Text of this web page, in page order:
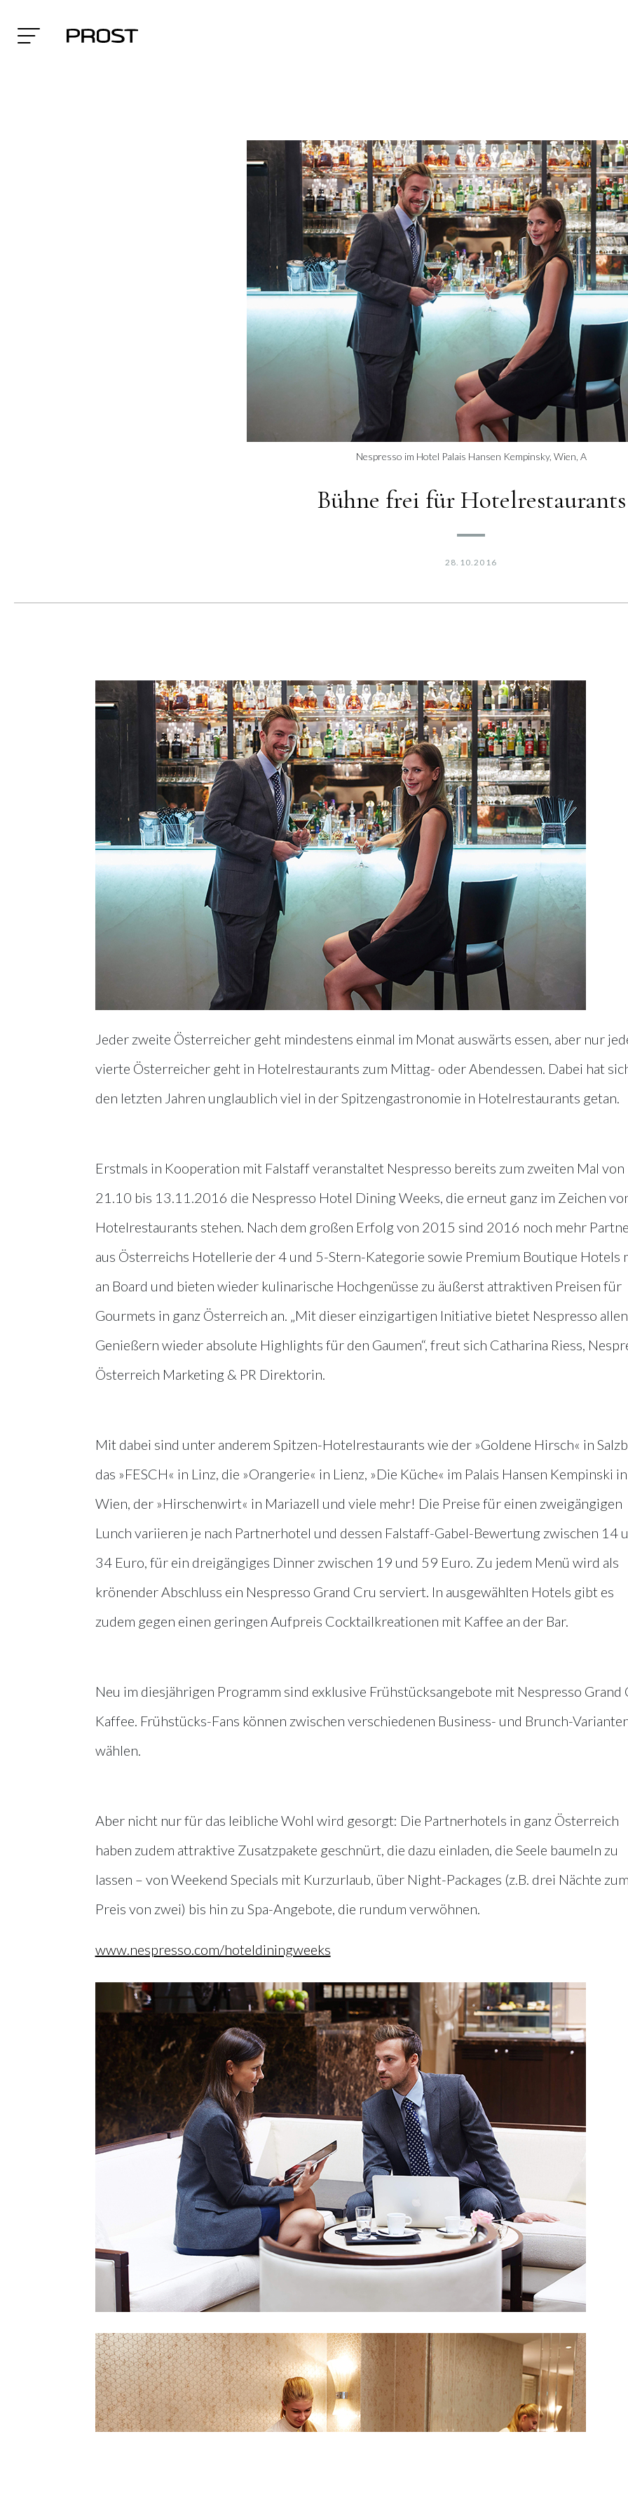
Nespresso im Hotel Palais Hansen Kempinsky, Wien, A
Bühne frei für Hotelrestaurants
28.10.2016
Jeder zweite Österreicher geht mindestens einmal im Monat auswärts essen, aber nur
vierte Österreicher geht in Hotelrestaurants zum Mittag- oder Abendessen. Dabei hat
den letzten Jahren unglaublich viel in der Spitzengastronomie in Hotelrestaurants getan.
Erstmals in Kooperation mit Falstaff veranstaltet Nespresso bereits zum zweiten Mal von
21.10 bis 13.11.2016 die Nespresso Hotel Dining Weeks, die erneut ganz im Zeichen
Hotelrestaurants stehen. Nach dem großen Erfolg von 2015 sind 2016 noch mehr
aus Österreichs Hotellerie der 4 und 5-Stern-Kategorie sowie Premium Boutique Hotels
an Board und bieten wieder kulinarische Hochgenüsse zu äußerst attraktiven Preisen für
Gourmets in ganz Österreich an. „Mit dieser einzigartigen Initiative bietet Nespresso allen
Genießern wieder absolute Highlights für den Gaumen“, freut sich Catharina Riess,
Österreich Marketing & PR Direktorin.
Mit dabei sind unter anderem Spitzen-Hotelrestaurants wie der »Goldene Hirsch« in
das »FESCH« in Linz, die »Orangerie« in Lienz, »Die Küche« im Palais Hansen Kempinski in
Wien, der »Hirschenwirt« in Mariazell und viele mehr! Die Preise für einen zweigängigen
Lunch variieren je nach Partnerhotel und dessen Falstaff-Gabel-Bewertung zwischen 14
34 Euro, für ein dreigängiges Dinner zwischen 19 und 59 Euro. Zu jedem Menü wird als
krönender Abschluss ein Nespresso Grand Cru serviert. In ausgewählten Hotels gibt es
zudem gegen einen geringen Aufpreis Cocktailkreationen mit Kaffee an der Bar.
Neu im diesjährigen Programm sind exklusive Frühstücksangebote mit Nespresso Grand
Kaffee. Frühstücks-Fans können zwischen verschiedenen Business- und Brunch-
wählen.
Aber nicht nur für das leibliche Wohl wird gesorgt: Die Partnerhotels in ganz Österreich
haben zudem attraktive Zusatzpakete geschnürt, die dazu einladen, die Seele baumeln zu
lassen – von Weekend Specials mit Kurzurlaub, über Night-Packages (z.B. drei Nächte zum
Preis von zwei) bis hin zu Spa-Angebote, die rundum verwöhnen.
www.nespresso.com/hoteldiningweeks